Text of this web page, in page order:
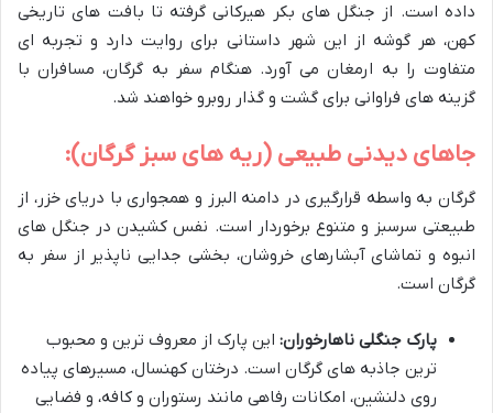
داده است. از جنگل های بکر هیرکانی گرفته تا بافت های تاریخی
کهن، هر گوشه از این شهر داستانی برای روایت دارد و تجربه ای
متفاوت را به ارمغان می آورد. هنگام سفر به گرگان، مسافران با
گزینه های فراوانی برای گشت و گذار روبرو خواهند شد.
جاهای دیدنی طبیعی (ریه های سبز گرگان):
گرگان به واسطه قرارگیری در دامنه البرز و همجواری با دریای خزر، از
طبیعتی سرسبز و متنوع برخوردار است. نفس کشیدن در جنگل های
انبوه و تماشای آبشارهای خروشان، بخشی جدایی ناپذیر از سفر به
گرگان است.
پارک جنگلی ناهارخوران: این پارک از معروف ترین و محبوب
ترین جاذبه های گرگان است. درختان کهنسال، مسیرهای پیاده
روی دلنشین، امکانات رفاهی مانند رستوران و کافه، و فضایی